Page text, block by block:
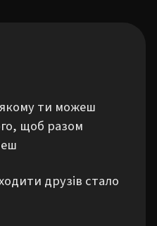
ти можеш
щоб разом
друзів стало